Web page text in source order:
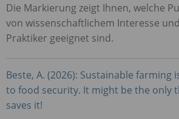
Die Markierung zeigt Ihnen, welche
von wissenschaftlichem Interesse
Praktiker geeignet sind.
Beste, A. (2026): Sustainable farming
to food security. It might be the only
saves it!